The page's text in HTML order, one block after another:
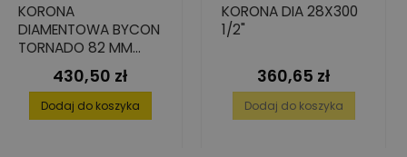
KORONA
DIAMENTOWA BYCON
TORNADO 82 MM
450 MM 1 1/4" UNC
Cena
430,50 zł
Dodaj do koszyka
KORONA DIA 28X300
1/2"
Cena
360,65 zł
Dodaj do koszyka